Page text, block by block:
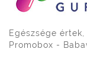
Egészsége
Promobox -